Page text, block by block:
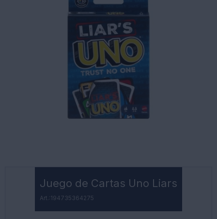
Juego de Cartas Uno Liars
194735364275